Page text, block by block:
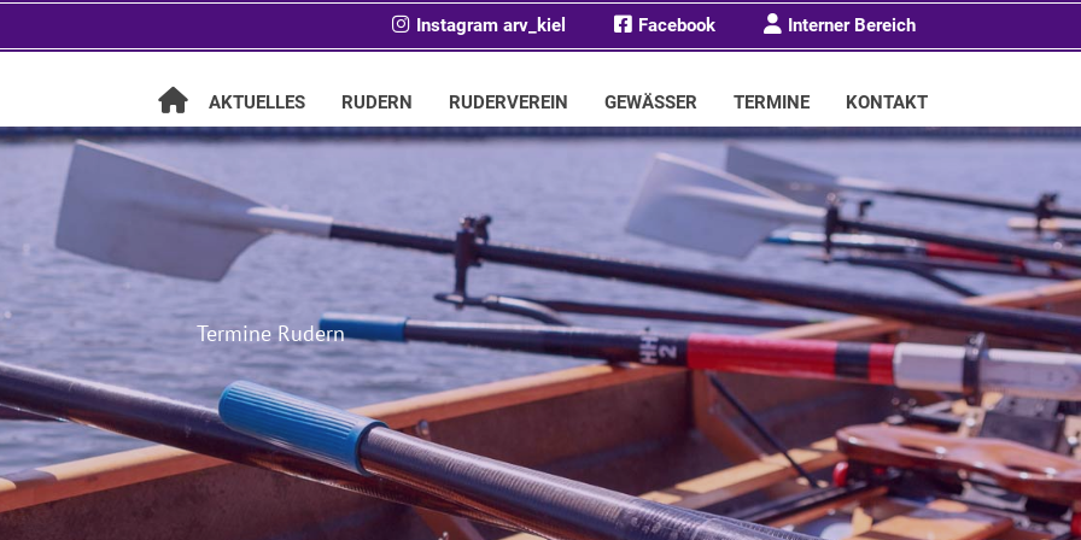
Instagram arv_kiel Facebook Interner Bereich
AKTUELLES RUDERN RUDERVEREIN GEWÄSSER TERMINE KONTAKT
Schreib uns!
Termine Rudern